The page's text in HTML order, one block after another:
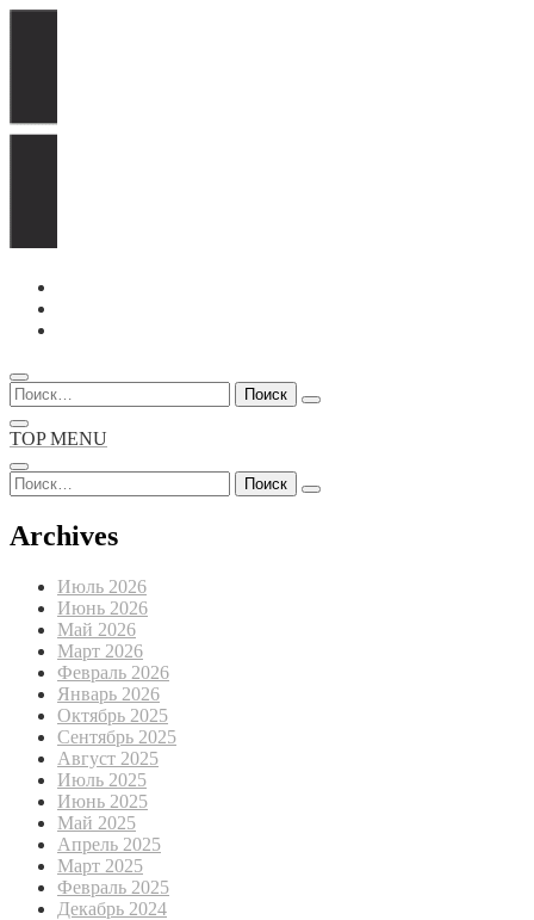
Перейти
содержимому
Найти:
TOP MENU
Найти:
Archives
Июль 2026
Июнь 2026
Май 2026
Март 2026
Февраль 2026
Январь 2026
Октябрь 2025
Сентябрь 2025
Август 2025
Июль 2025
Июнь 2025
Май 2025
Апрель 2025
Март 2025
Февраль 2025
Декабрь 2024